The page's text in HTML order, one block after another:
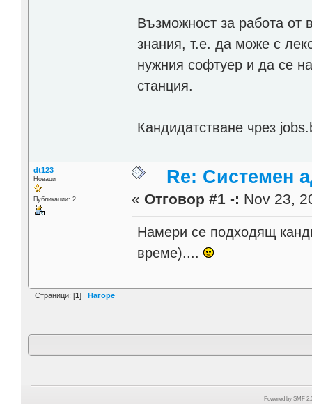
Възможност за работа от
знания, т.е. да може с
нужния софтуер и да се
станция.
Кандидатстване чрез
dt123
Новаци
Публикации: 2
Re: Системен
« Отговор #1 -: Nov 23,
Намери се подходящ
време)....
Страници: [1] Нагоре
Powered by SMF